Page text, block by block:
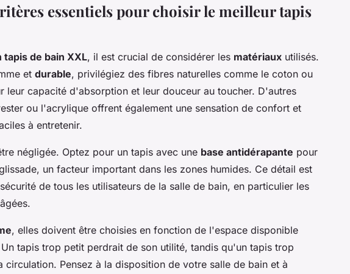
essentiels pour choisir le meilleur tapis
de bain XXL, il est crucial de considérer les matériaux utilisés.
et durable, privilégiez des fibres naturelles comme le coton ou
leur capacité d'absorption et leur douceur au toucher. D'autres
ou l'acrylique offrent également une sensation de confort et
à entretenir.
négligée. Optez pour un tapis avec une base antidérapante pour
un facteur important dans les zones humides. Ce détail est
de tous les utilisateurs de la salle de bain, en particulier les
, elles doivent être choisies en fonction de l'espace disponible
tapis trop petit perdrait de son utilité, tandis qu'un tapis trop
circulation. Pensez à la disposition de votre salle de bain et à